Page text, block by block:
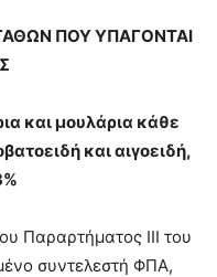
ΠΟΥ ΥΠΑΓΟΝΤΑΙ
και μουλάρια κάθε
και αιγοειδή,
Παραρτήματος ΙΙΙ του
συντελεστή ΦΠΑ,